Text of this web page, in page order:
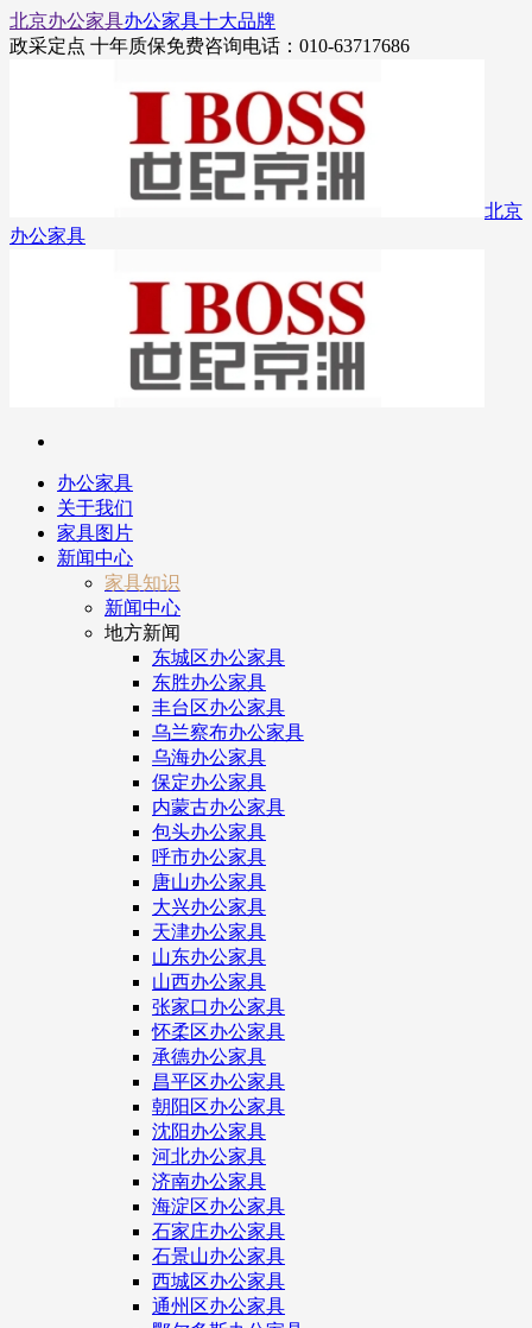
北京办公家具办公家具十大品牌
政采定点 十年质保免费咨询电话：010-63717686
北京
办公家具
办公家具
关于我们
家具图片
新闻中心
家具知识
新闻中心
地方新闻
东城区办公家具
东胜办公家具
丰台区办公家具
乌兰察布办公家具
乌海办公家具
保定办公家具
内蒙古办公家具
包头办公家具
呼市办公家具
唐山办公家具
大兴办公家具
天津办公家具
山东办公家具
山西办公家具
张家口办公家具
怀柔区办公家具
承德办公家具
昌平区办公家具
朝阳区办公家具
沈阳办公家具
河北办公家具
济南办公家具
海淀区办公家具
石家庄办公家具
石景山办公家具
西城区办公家具
通州区办公家具